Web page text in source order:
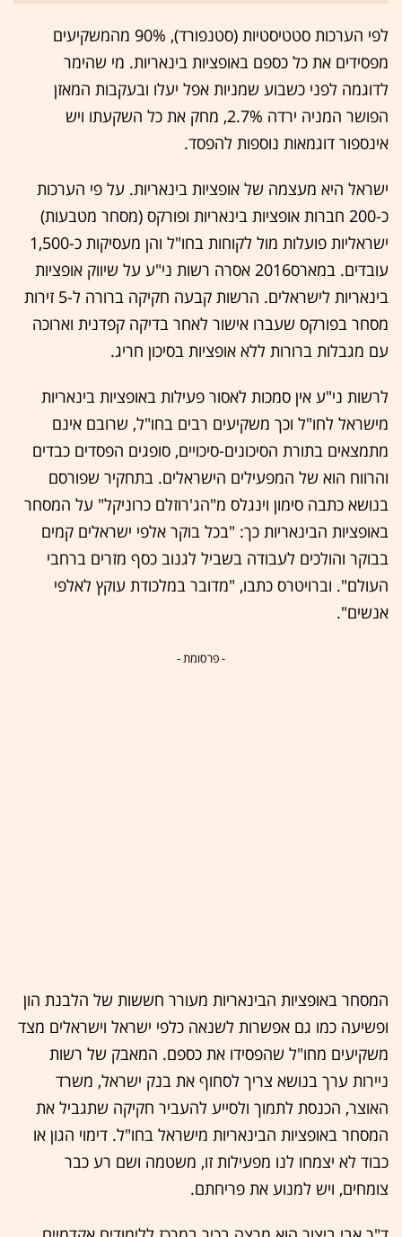
לפי הערכות סטטיסטיות (סטנפורד), 90% מהמשקיעים
מפסידים את כל כספם באופציות בינאריות. מי שהימר
לדוגמה לפני כשבוע שמניות אפל יעלו ובעקבות המאזן
הפושר המניה ירדה 2.7%, מחק את כל השקעתו ויש
אינספור דוגמאות נוספות להפסד.
ישראל היא מעצמה של אופציות בינאריות. על פי הערכות
כ-200 חברות אופציות בינאריות ופורקס (מסחר מטבעות)
ישראליות פועלות מול לקוחות בחו"ל והן מעסיקות כ-1,500
עובדים. במארס2016 אסרה רשות ני"ע על שיווק אופציות
בינאריות לישראלים. הרשות קבעה חקיקה ברורה ל-5 זירות
מסחר בפורקס שעברו אישור לאחר בדיקה קפדנית וארוכה
עם מגבלות ברורות ללא אופציות בסיכון חריג.
לרשות ני"ע אין סמכות לאסור פעילות באופציות בינאריות
מישראל לחו"ל וכך משקיעים רבים בחו"ל, שרובם אינם
מתמצאים בתורת הסיכונים-סיכויים, סופגים הפסדים כבדים
והרווח הוא של המפעילים הישראלים. בתחקיר שפורסם
בנושא כתבה סימון וינגלס מ"הג'רוזלם כרוניקל" על המסחר
באופציות הבינאריות כך: "בכל בוקר אלפי ישראלים קמים
בבוקר והולכים לעבודה בשביל לגנוב כסף מזרים ברחבי
העולם". וברויטרס כתבו, "מדובר במלכודת עוקץ לאלפי
אנשים".
- פרסומת -
המסחר באופציות הבינאריות מעורר חששות של הלבנת הון
ופשיעה כמו גם אפשרות לשנאה כלפי ישראל וישראלים מצד
משקיעים מחו"ל שהפסידו את כספם. המאבק של רשות
ניירות ערך בנושא צריך לסחוף את בנק ישראל, משרד
האוצר, הכנסת לתמוך ולסייע להעביר חקיקה שתגביל את
המסחר באופציות הבינאריות מישראל בחו"ל. דימוי הגון או
כבוד לא יצמחו לנו מפעילות זו, משטמה ושם רע כבר
צומחים, ויש למנוע את פריחתם.